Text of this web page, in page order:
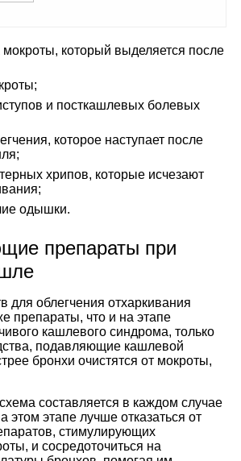
мокроты, который выделяется после
и посткашлевых болевых
которое наступает после
хрипов, которые исчезают
одышки.
препараты при
для облегчения отхаркивания
препараты, что и на этапе
кашлевого синдрома, только
подавляющие кашлевой
бронхи очистятся от мокроты,
составляется в каждом случае
этом этапе лучше отказаться от
стимулирующих
и сосредоточиться на